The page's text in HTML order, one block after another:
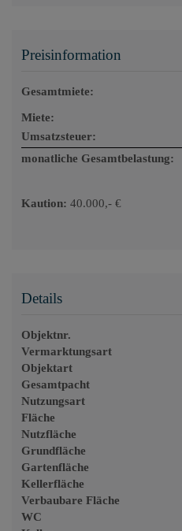
Preisinformation
Gesamtmiete:
Miete:
Umsatzsteuer:
monatliche Gesamtbelastung:
Kaution: 40.000,- €
Details
Objektnr.
Vermarktungsart
Objektart
Gesamtpacht
Nutzungsart
Fläche
Nutzfläche
Grundfläche
Gartenfläche
Kellerfläche
Verbaubare Fläche
WC